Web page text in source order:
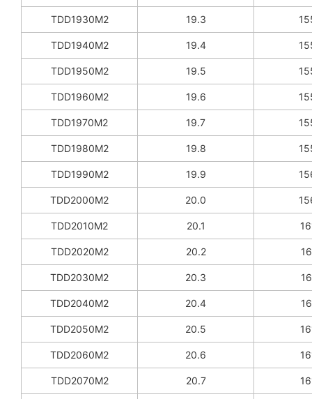
TDD1930M2 19.3
TDD1940M2 19.4
TDD1950M2 19.5
TDD1960M2 19.6
TDD1970M2 19.7
TDD1980M2 19.8
TDD1990M2 19.9
TDD2000M2 20.0
TDD2010M2 20.1
TDD2020M2 20.2
TDD2030M2 20.3
TDD2040M2 20.4
TDD2050M2 20.5
TDD2060M2 20.6
TDD2070M2 20.7